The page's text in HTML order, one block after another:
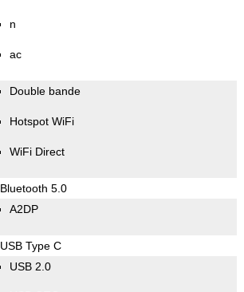
n
ac
Double bande
Hotspot WiFi
WiFi Direct
Bluetooth 5.0
A2DP
USB Type C
USB 2.0